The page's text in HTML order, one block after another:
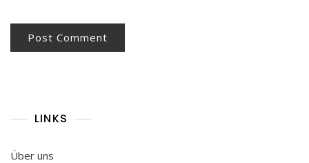
LINKS
Über uns